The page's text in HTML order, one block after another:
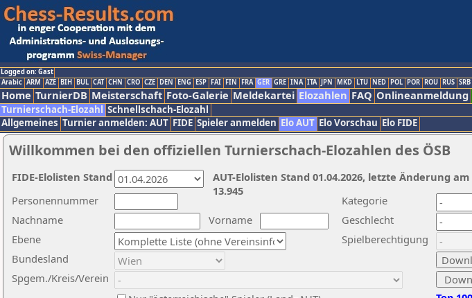
Logged on: Gast
Arabic ARM AZE BIH BUL CAT CHN CRO CZE DEN ENG ESP FAI FIN FRA GER GRE INA ITA JPN MKD LTU NED POL POR ROU RUS SRB
Home TurnierDB Meisterschaft Foto-Galerie Meldekartei Elozahlen FAQ Onlineanmeldung
Turnierschach-Elozahl Schnellschach-Elozahl
Allgemeines Turnier anmelden: AUT FIDE Spieler anmelden Elo AUT Elo Vorschau Elo FIDE
Willkommen bei den offiziellen Turnierschach-Elozahlen des ÖSB
Nachname
Vorname
Ebene
Kategorie
Personennummer
Bundesland
Spgem./Kreis/Verein
Geschlecht
Spielberechtigung
AUT-Elolisten Stand 01.04.2026, letzte Änderung
13.945
FIDE-Elolisten Stand